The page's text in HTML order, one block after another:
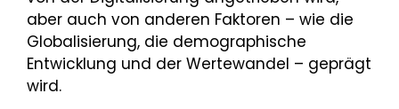
aber auch von anderen Faktoren – wie die
Globalisierung, die demographische
Entwicklung und der Wertewandel – geprägt
wird.